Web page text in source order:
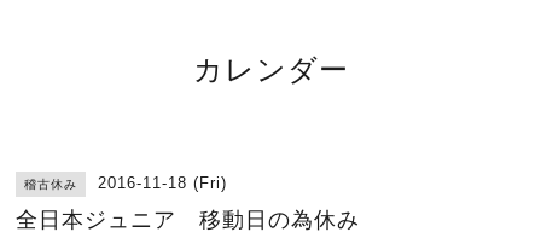
カレンダー
稽古休み 2016-11-18 (Fri)
全日本ジュニア 移動日の為休み